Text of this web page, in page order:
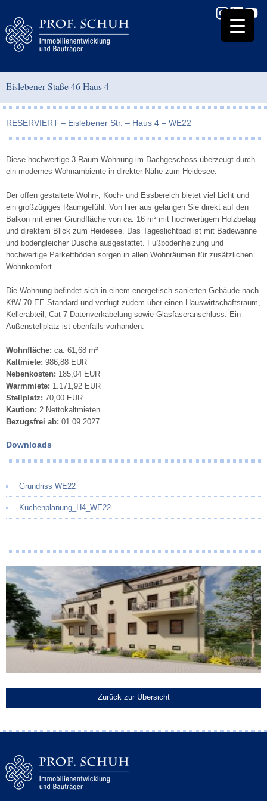
Eislebener Staße 46 Haus 4
RESERVIERT – Eislebener Str. – Haus 4 – WE22
Diese hochwertige 3-Raum-Wohnung im Dachgeschoss überzeugt durch
ein modernes Wohnambiente in direkter Nähe zum Heidesee.
Der offen gestaltete Wohn-, Koch- und Essbereich bietet viel Licht und
ein großzügiges Raumgefühl. Von hier aus gelangen Sie direkt auf den
Balkon mit einer Grundfläche von ca. 16 m² mit hochwertigem Holzbelag
und direktem Blick zum Heidesee. Das Tageslichtbad ist mit Badewanne
und bodengleicher Dusche ausgestattet. Fußbodenheizung und
hochwertige Parkettböden sorgen in allen Wohnräumen für zusätzlichen
Wohnkomfort.
Die Wohnung befindet sich in einem energetisch sanierten Gebäude nach
KfW-70 EE-Standard und verfügt zudem über einen Hauswirtschaftsraum,
Kellerabteil, Cat-7-Datenverkabelung sowie Glasfaseranschluss. Ein
Außenstellplatz ist ebenfalls vorhanden.
Wohnfläche: ca. 61,68 m²
Kaltmiete: 986,88 EUR
Nebenkosten: 185,04 EUR
Warmmiete: 1.171,92 EUR
Stellplatz: 70,00 EUR
Kaution: 2 Nettokaltmieten
Bezugsfrei ab: 01.09.2027
Downloads
Grundriss WE22
Küchenplanung_H4_WE22
Zurück zur Übersicht